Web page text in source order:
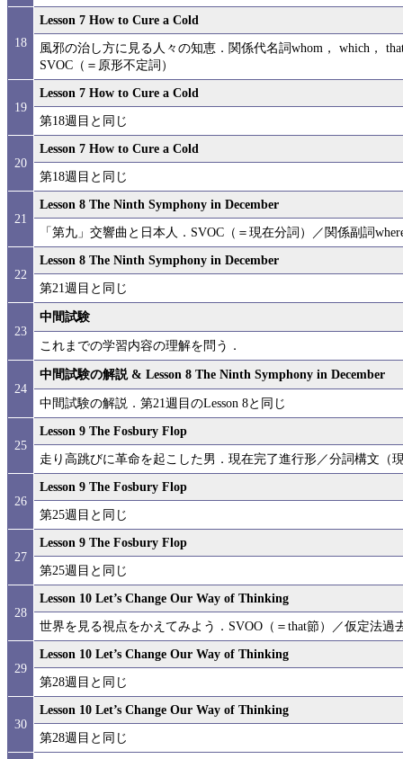
18
Lesson 7 How to Cure a Cold
風邪の治し方に見る人々の知恵．関係代名詞whom， which，
SVOC（＝原形不定詞）
19
Lesson 7 How to Cure a Cold
第18週目と同じ
20
Lesson 7 How to Cure a Cold
第18週目と同じ
21
Lesson 8 The Ninth Symphony in December
「第九」交響曲と日本人．SVOC（＝現在分詞）／関係副詞
22
Lesson 8 The Ninth Symphony in December
第21週目と同じ
23
中間試験
これまでの学習内容の理解を問う．
24
中間試験の解説 & Lesson 8 The Ninth Symphony in December
中間試験の解説．第21週目のLesson 8と同じ
25
Lesson 9 The Fosbury Flop
走り高跳びに革命を起こした男．現在完了進行形／分詞構文（
26
Lesson 9 The Fosbury Flop
第25週目と同じ
27
Lesson 9 The Fosbury Flop
第25週目と同じ
28
Lesson 10 Let’s Change Our Way of Thinking
世界を見る視点をかえてみよう．SVOO（＝that節）／仮定法過
29
Lesson 10 Let’s Change Our Way of Thinking
第28週目と同じ
30
Lesson 10 Let’s Change Our Way of Thinking
第28週目と同じ